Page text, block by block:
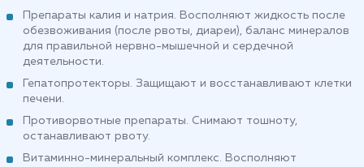
Препараты калия и натрия. Восполняют жидкость после
обезвоживания (после рвоты, диареи), баланс минералов
для правильной нервно-мышечной и сердечной
деятельности.
Гепатопротекторы. Защищают и восстанавливают клетки
печени.
Противорвотные препараты. Снимают тошноту,
останавливают рвоту.
Витаминно-минеральный комплекс. Восполняют